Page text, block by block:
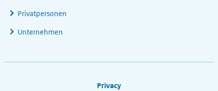
Privatpersonen
Unternehmen
Privacy